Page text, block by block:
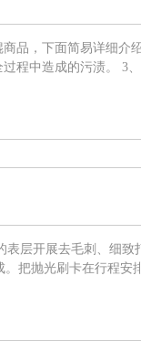
洗线（Pre-PicklingLine）：主要是
层开展去毛刺、细